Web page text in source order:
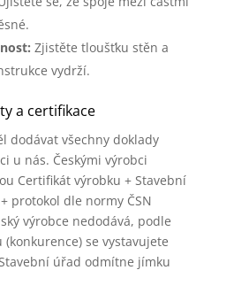
Zjistěte tloušťku stěn a
vydrží.
a certifikace
dodávat všechny doklady
u nás. Českými výrobci
Certifikát výrobku + Stavební
protokol dle normy ČSN
výrobce nedodává, podle
se vystavujete
úřad odmítne jímku